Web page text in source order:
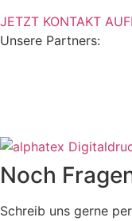
JETZT KONTAKT
Unsere Partners:
Noch
Schreib uns gerne